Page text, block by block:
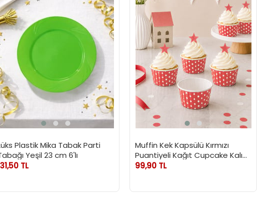
Plastik Mika Tabak Parti
Yeşil 23 cm 6'lı
TL
Muffin Kek Kapsülü Kırmızı
Puantiyeli Kağıt Cupcake Kalıbı
25'Li
99,90 TL